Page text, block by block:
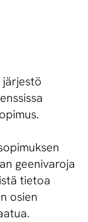
järjestö
geenivaroja
tietoa
osien